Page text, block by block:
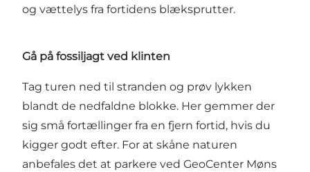
og vættelys fra fortidens blæksprutter.
Gå på fossiljagt ved klinten
Tag turen ned til stranden og prøv lykken
blandt de nedfaldne blokke. Her gemmer der
sig små fortællinger fra en fjern fortid, hvis du
kigger godt efter. For at skåne naturen
anbefales det at parkere ved GeoCenter Møns